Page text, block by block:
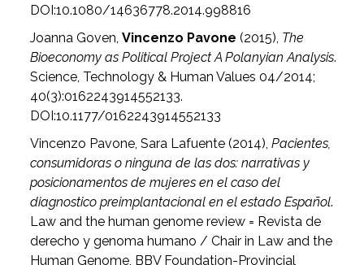
DOI:10.1080/14636778.2014.998816
Joanna Goven,Vincenzo Pavone (2015), The
Bioeconomy as Political Project A Polanyian Analysis.
Science, Technology & Human Values 04/2014;
40(3):0162243914552133.
DOI:10.1177/0162243914552133
Vincenzo Pavone, Sara Lafuente (2014),Pacientes,
consumidoras o ninguna de las dos: narrativas y
posicionamentos de mujeres en el caso del
diagnostico preimplantacional en el estado Español.
Law and the human genome review = Revista de
derecho y genoma humano / Chair in Law and the
Human Genome, BBV Foundation-Provincial